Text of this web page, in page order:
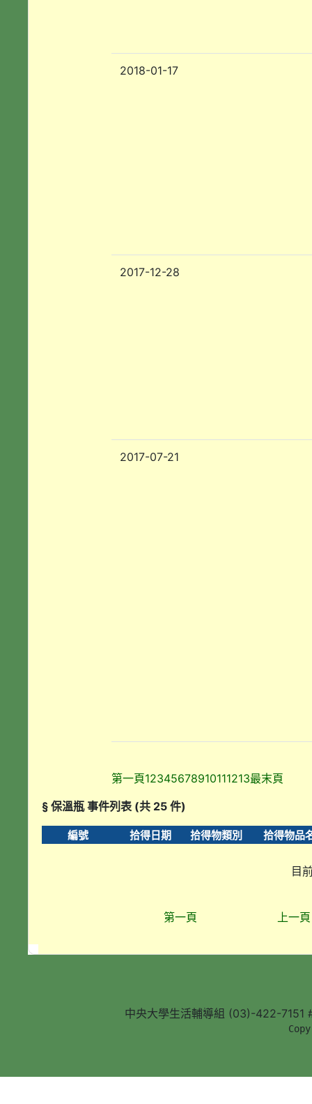
2018-01-17
2017-12-28
2017-07-21
第一頁12345678910111213最末頁
§ 保溫瓶 事件列表 (共 25 件)
編號 拾得日期 拾得物類別 拾得物品
目
第一頁 上一頁
中央大學生活輔導組 (03)-422-7151